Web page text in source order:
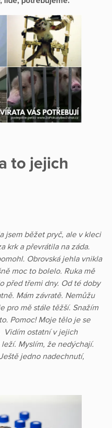
to jejich
jsem běžet pryč, ale v kleci
krk a převrátila na záda.
Obrovská jehla vnikla
moc to bolelo. Ruka mě
před třemi dny. Od té doby
Mám závratě. Nemůžu
pro mě stále těžší. Snažím
Pomoc! Moje tělo je se
Vidím ostatní v jejich
Myslím, že nedýchají.
jedno nadechnutí,